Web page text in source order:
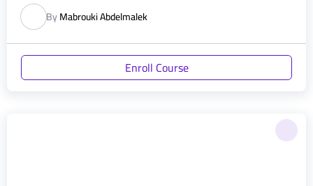
ByMabrouki Abdelmalek
Enroll Course